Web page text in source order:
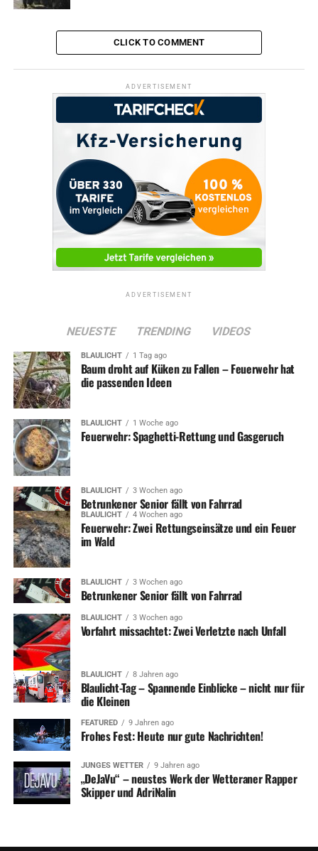
CLICK TO COMMENT
ADVERTISEMENT
ADVERTISEMENT
NEUESTE TRENDING VIDEOS
BLAULICHT 1 Tag ago
Baum droht auf Küken zu Fallen – Feuerwehr hat
die passenden Ideen
BLAULICHT 1 Woche ago
Feuerwehr: Spaghetti-Rettung und Gasgeruch
BLAULICHT 3 Wochen ago
Betrunkener Senior fällt von Fahrrad
BLAULICHT 4 Wochen ago
Feuerwehr: Zwei Rettungseinsätze und ein Feuer
im Wald
BLAULICHT 3 Wochen ago
Betrunkener Senior fällt von Fahrrad
BLAULICHT 3 Wochen ago
Vorfahrt missachtet: Zwei Verletzte nach Unfall
BLAULICHT 8 Jahren ago
Blaulicht-Tag – Spannende Einblicke – nicht nur für
die Kleinen
FEATURED 9 Jahren ago
Frohes Fest: Heute nur gute Nachrichten!
JUNGES WETTER 9 Jahren ago
„DeJaVu“ – neustes Werk der Wetteraner Rapper
Skipper und AdriNalin